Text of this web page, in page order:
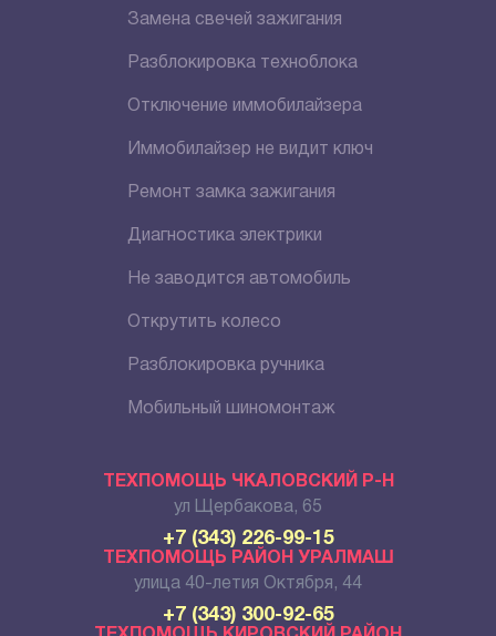
Замена свечей зажигания
Разблокировка техноблока
Отключение иммобилайзера
Иммобилайзер не видит ключ
Ремонт замка зажигания
Диагностика электрики
Не заводится автомобиль
Открутить колесо
Разблокировка ручника
Мобильный шиномонтаж
ТЕХПОМОЩЬ ЧКАЛОВСКИЙ Р-Н
ул Щербакова, 65
+7 (343) 226-99-15
ТЕХПОМОЩЬ РАЙОН УРАЛМАШ
улица 40-летия Октября, 44
+7 (343) 300-92-65